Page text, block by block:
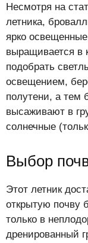
Несмотря на
летника,
ярко
выращивается в
подобрать
освещением,
полутени, а тем
высаживают в
солнечные
Выбор
Этот летник
открытую почву
только в
дренированный